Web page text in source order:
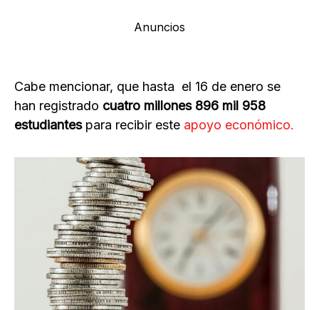
Anuncios
Cabe mencionar, que hasta el 16 de enero se
han registrado cuatro millones 896 mil 958
estudiantes para recibir este apoyo económico.